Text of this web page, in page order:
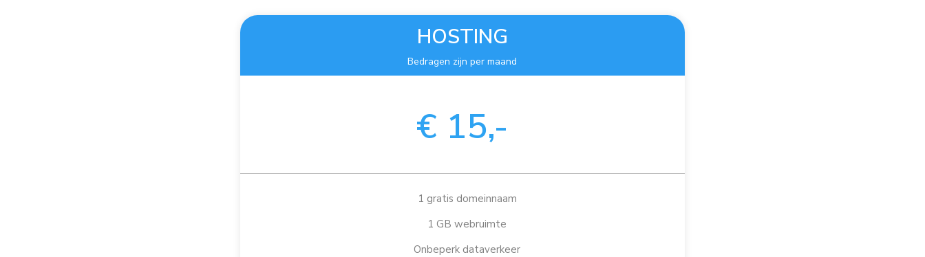
HOSTING
Bedragen zijn per maand
€ 15,-
1 gratis domeinnaam
1 GB webruimte
Onbeperk dataverkeer